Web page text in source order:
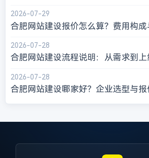
2026-07-29
合肥网站建设报价怎么算？费用构成
2026-07-28
合肥网站建设流程说明：从需求到上
2026-07-28
合肥网站建设哪家好？企业选型与报